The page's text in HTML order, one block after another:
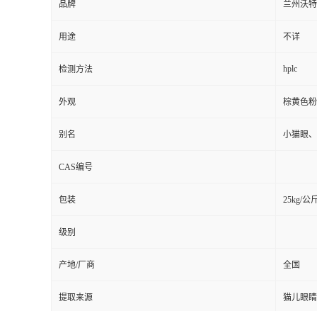
品牌 兰州沃
用途 不详
检测方法 hplc
外观 棕黄色
别名 小猫眼
CAS编号
包装 25kg/公
级别
产地/厂商 全国
提取来源 猫儿眼睛